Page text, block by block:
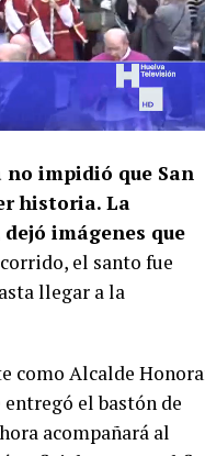
impidió que San
historia. La
imágenes que
el santo fue
llegar a la
como Alcalde
el bastón de
acompañará al